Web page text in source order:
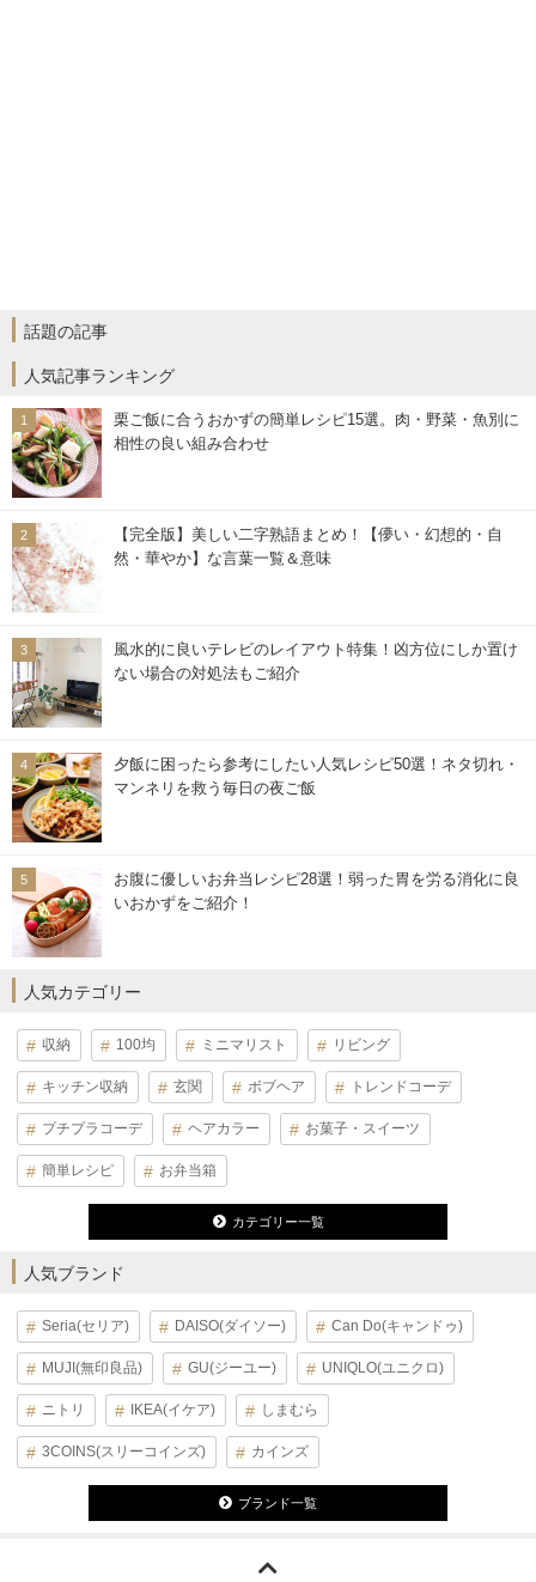
話題の記事
人気記事ランキング
栗ご飯に合うおかずの簡単レシピ15選。肉・野菜・魚別に
相性の良い組み合わせ
【完全版】美しい二字熟語まとめ！【儚い・幻想的・自
然・華やか】な言葉一覧＆意味
風水的に良いテレビのレイアウト特集！凶方位にしか置け
ない場合の対処法もご紹介
夕飯に困ったら参考にしたい人気レシピ50選！ネタ切れ・
マンネリを救う毎日の夜ご飯
お腹に優しいお弁当レシピ28選！弱った胃を労る消化に良
いおかずをご紹介！
人気カテゴリー
収納 100均 ミニマリスト リビング
キッチン収納 玄関 ボブヘア トレンドコーデ
プチプラコーデ ヘアカラー お菓子・スイーツ
簡単レシピ お弁当箱
カテゴリー一覧
人気ブランド
Seria(セリア) DAISO(ダイソー) Can Do(キャンドゥ)
MUJI(無印良品) GU(ジーユー) UNIQLO(ユニクロ)
ニトリ IKEA(イケア) しまむら
3COINS(スリーコインズ) カインズ
ブランド一覧